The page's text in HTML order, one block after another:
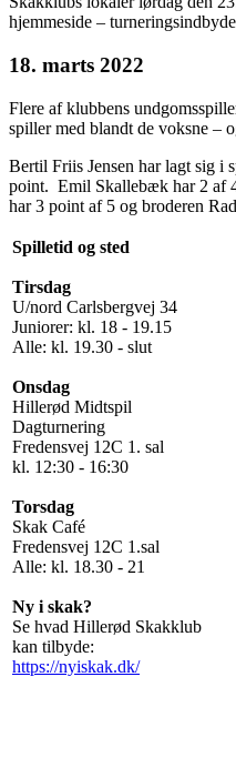
hjemmeside –
18. marts 2022
Flere af klubbens
spiller med blandt de voksne –
Bertil Friis Jensen har lagt sig i
point. Emil Skallebæk har 2 af
har 3 point af 5 og broderen
Spilletid og sted
Tirsdag
U/nord Carlsbergvej 34
Juniorer: kl. 18 - 19.15
Alle: kl. 19.30 - slut
Onsdag
Hillerød Midtspil
Dagturnering
Fredensvej 12C 1. sal
kl. 12:30 - 16:30
Torsdag
Skak Café
Fredensvej 12C 1.sal
Alle: kl. 18.30 - 21
Ny i skak?
Se hvad Hillerød Skakklub
kan tilbyde:
https://nyiskak.dk/